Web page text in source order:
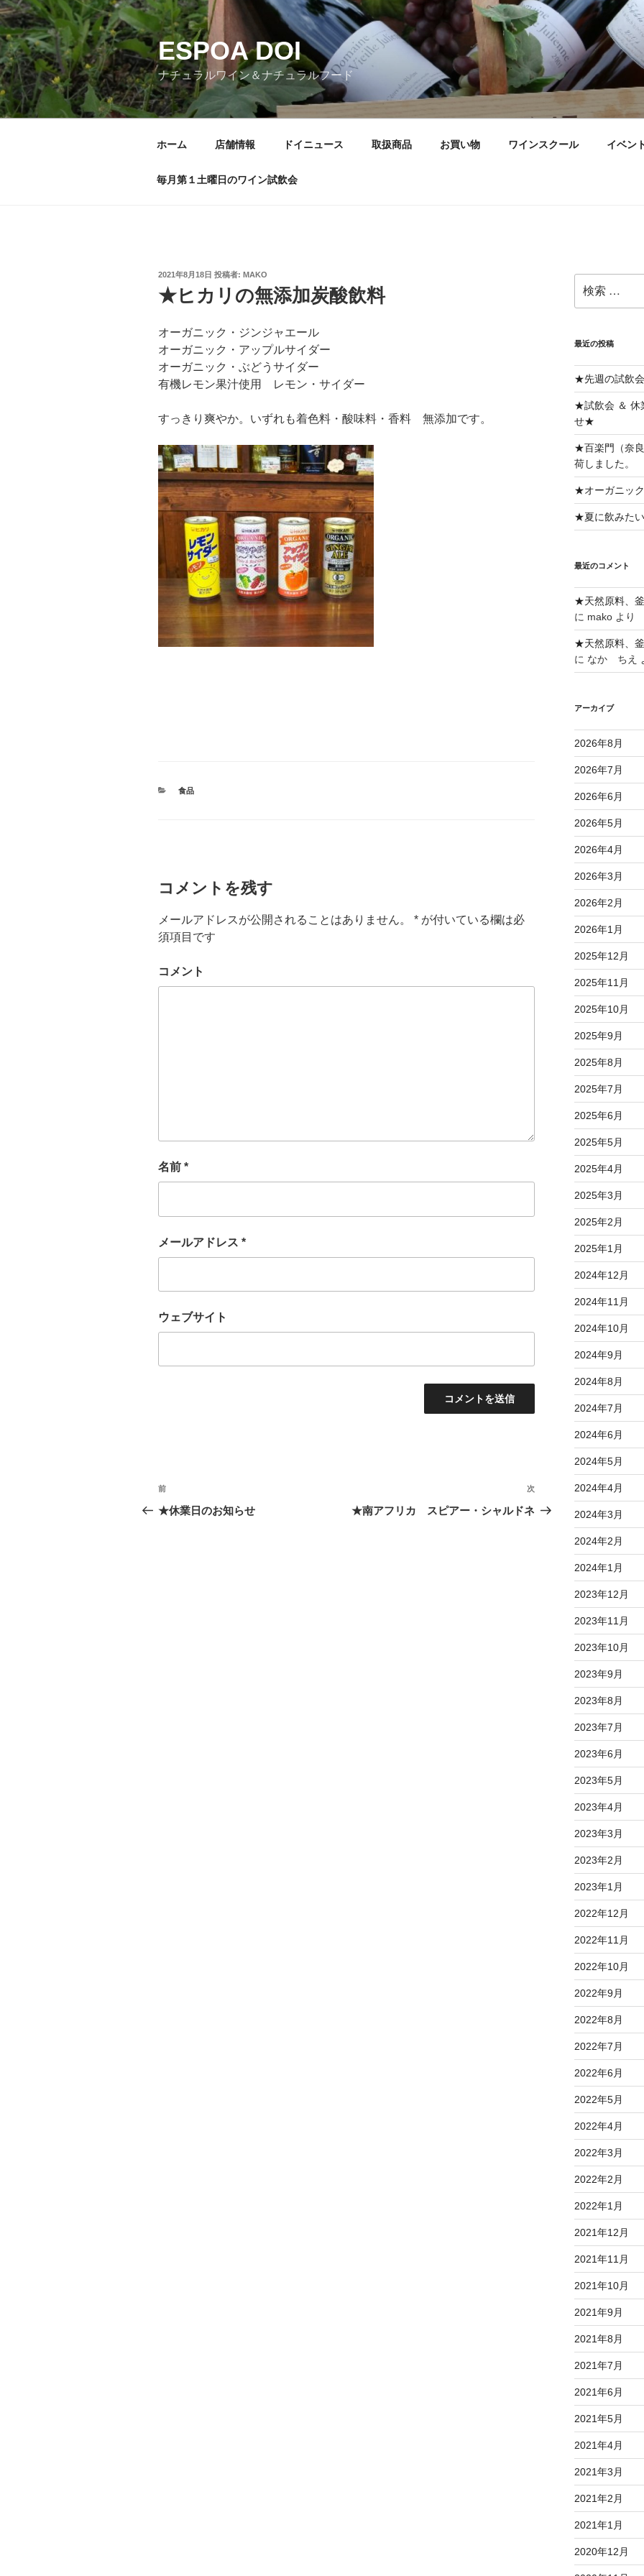
コ
ン
テ
ン
ツ
へ
ス
ESPOA DOI
ナチュラルワイン＆ナチュラルフード
ホーム 店舗情報 ドイニュース 取扱商品 お買い物 ワインスクール イベン
毎月第１土曜日のワイン試飲会
投
日:
2021年8月18日 投稿者: MAKO
★ヒカリの無添加炭酸飲料
オーガニック・ジンジャエール
オーガニック・アップルサイダー
オーガニック・ぶどうサイダー
有機レモン果汁使用 レモン・サイダー
すっきり爽やか。いずれも着色料・酸味料・香料 無添加です。
カ
食品
コメントを残す
メールアドレスが公開されることはありません。 * が付いている欄は必
須項目です
コメント
名前 *
メールアドレス *
ウェブサイト
投
稿
過
去
前
★休業日のお知らせ
の
次
★南アフリカ スピアー・シャルドネ
索:
最近の投稿
★先週の試飲
★試飲会 ＆ 休
せ★
★百楽門（奈
荷しました。
★オーガニッ
★夏に飲みた
最近のコメント
★天然原料、
に makoより
★天然原料、
に なか ちえ
アーカイブ
2026年8月
2026年7月
2026年6月
2026年5月
2026年4月
2026年3月
2026年2月
2026年1月
2025年12月
2025年11月
2025年10月
2025年9月
2025年8月
2025年7月
2025年6月
2025年5月
2025年4月
2025年3月
2025年2月
2025年1月
2024年12月
2024年11月
2024年10月
2024年9月
2024年8月
2024年7月
2024年6月
2024年5月
2024年4月
2024年3月
2024年2月
2024年1月
2023年12月
2023年11月
2023年10月
2023年9月
2023年8月
2023年7月
2023年6月
2023年5月
2023年4月
2023年3月
2023年2月
2023年1月
2022年12月
2022年11月
2022年10月
2022年9月
2022年8月
2022年7月
2022年6月
2022年5月
2022年4月
2022年3月
2022年2月
2022年1月
2021年12月
2021年11月
2021年10月
2021年9月
2021年8月
2021年7月
2021年6月
2021年5月
2021年4月
2021年3月
2021年2月
2021年1月
2020年12月